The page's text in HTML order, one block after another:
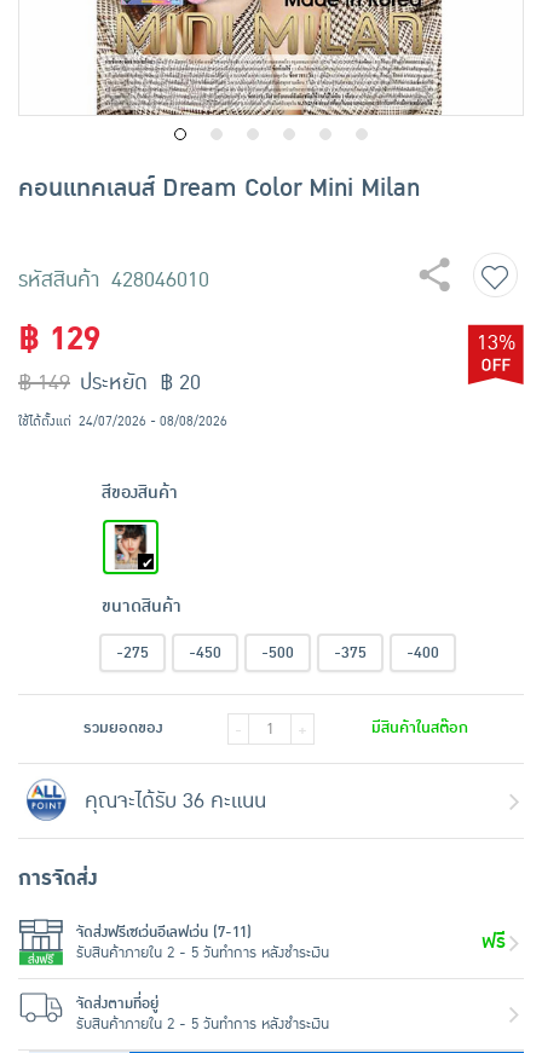
อาหารสด ผัก ผลไม้และเบเกอรี่
คอนแทคเลนส์ Dream Color Mini Milan
รหัสสินค้า 428046010
฿ 129
฿ 149
13%
ประหยัด ฿ 20
ใช้ได้ตั้งแต่ 24/07/2026 - 08/08/2026
สีของสินค้า
ขนาดสินค้า
-275 -450 -500 -375 -400
รวมยอดของ - + มีสินค้าในสต๊อก
คุณจะได้รับ 36 คะแนน
การจัดส่ง
จัดส่งฟรีเซเว่นอีเลฟเว่น (7-11)
รับสินค้าภายใน 2 - 5 วันทำการ หลังชำระเงิน
ฟรี
จัดส่งตามที่อยู่
รับสินค้าภายใน 2 - 5 วันทำการ หลังชำระเงิน